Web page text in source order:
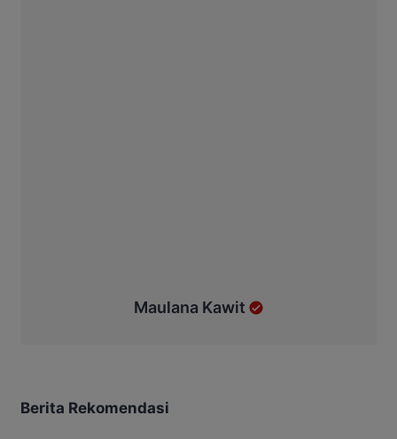
Maulana Kawit
Berita Rekomendasi